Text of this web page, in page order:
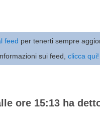
feed per tenerti sempre
sui feed, clicca qui!
ore 15:13 ha